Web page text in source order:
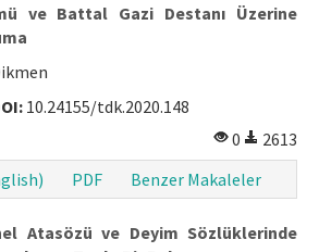
ve Battal Gazi Destanı Üzerine
10.24155/tdk.2020.148
0
2613
PDF Benzer Makaleler
Atasözü ve Deyim Sözlüklerinde